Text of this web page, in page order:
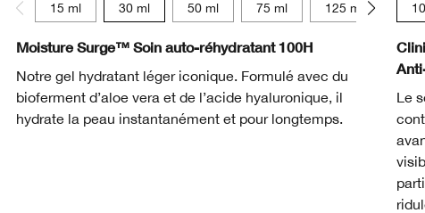
15 ml 30 ml 50 ml 75 ml 125 ml 15
Moisture Surge™ Soin auto-réhydratant 100H
Notre gel hydratant léger iconique. Formulé avec du
bioferment d’aloe vera et de l’acide hyaluronique, il
hydrate la peau instantanément et pour longtemps.
Le